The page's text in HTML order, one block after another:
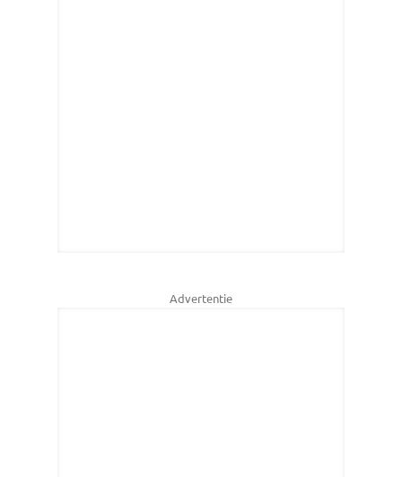
Advertentie